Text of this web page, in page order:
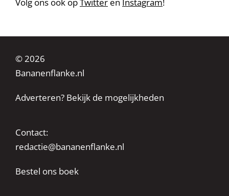
Volg ons ook opTwitter en Instagram!
© 2026
Bananenflanke.nl
Adverteren? Bekijk de mogelijkheden
Contact:
redactie@bananenflanke.nl
Bestel ons boek